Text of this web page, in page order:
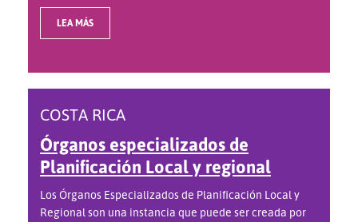
LEA MÁS
COSTA RICA
Órganos especializados de
Planificación Local y regional
Los Órganos Especializados de Planificación Local y
Regional son una instancia que puede ser creada por